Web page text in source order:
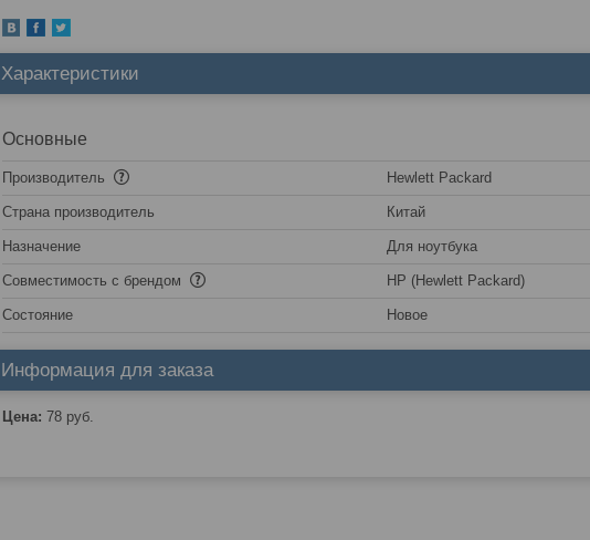
Характеристики
Основные
Производитель Hewlett Packard
Страна производитель Китай
Назначение Для ноутбука
Совместимость с брендом HP (Hewlett Packard)
Состояние Новое
Информация для заказа
Цена: 78 руб.